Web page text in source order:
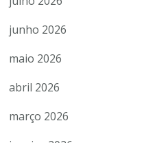
junho 2026
maio 2026
abril 2026
março 2026